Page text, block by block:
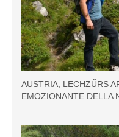
AUSTRIA, LECHZŰRS
EMOZIONANTE DELLA